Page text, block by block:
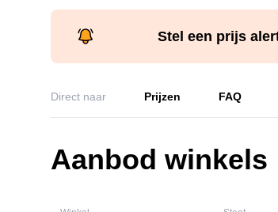
Stel een prijs
Direct naar Prijzen FAQ
Aanbod winkels